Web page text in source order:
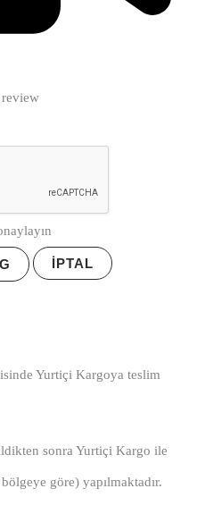
İPTAL
Yurtiçi Kargoya teslim
sonra Yurtiçi Kargo ile
göre) yapılmaktadır.